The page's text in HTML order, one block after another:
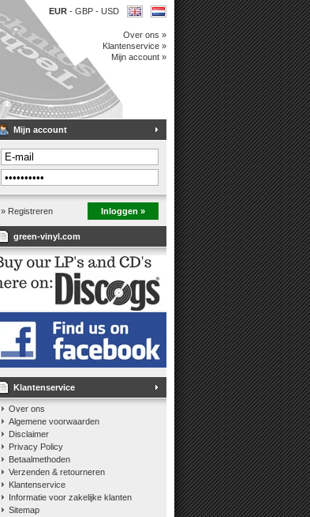
EUR - GBP - USD
Over ons »
Klantenservice »
Mijn account »
Mijn account
» Registreren Inloggen »
green-vinyl.com
Klantenservice
Over ons
Algemene voorwaarden
Disclaimer
Privacy Policy
Betaalmethoden
Verzenden & retourneren
Klantenservice
Informatie voor zakelijke klanten
Sitemap